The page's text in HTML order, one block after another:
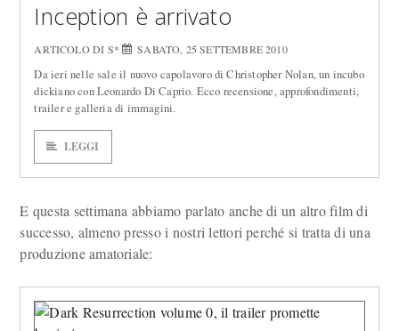
Inception è arrivato
ARTICOLO DI S* SABATO, 25 SETTEMBRE 2010
Da ieri nelle sale il nuovo capolavoro di Christopher Nolan, un incubo
dickiano con Leonardo Di Caprio. Ecco recensione, approfondimenti,
trailer e galleria di immagini.
LEGGI
E questa settimana abbiamo parlato anche di un altro film di
successo, almeno presso i nostri lettori perché si tratta di una
produzione amatoriale: